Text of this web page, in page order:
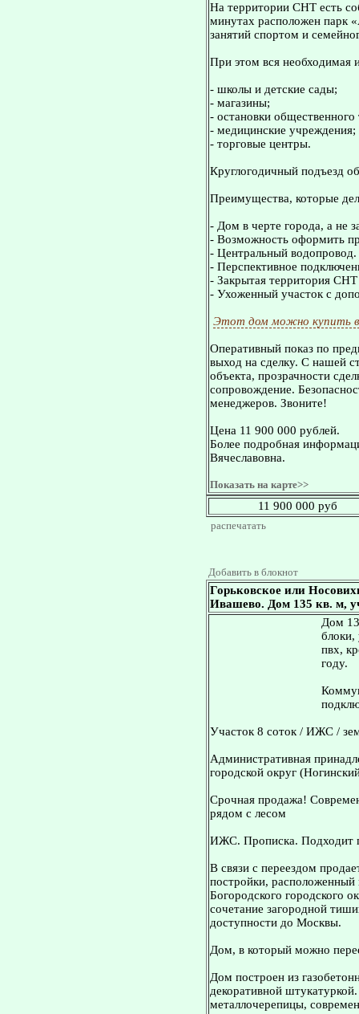
На территории СНТ есть
минутах расположен парк
занятий спортом и
При этом вся необходимая
- школы и детские сады;
- магазины;
- остановки общественного
- медицинские учреждения;
- торговые центры.
Круглогодичный подъезд
Преимущества, которые
- Дом в черте города, а не
- Возможность оформить
- Центральный водопровод.
- Перспективное
- Закрытая территория
- Ухоженный участок с
Этот дом можно купить
Оперативный показ по
выход на сделку. С нашей
объекта, прозрачности
сопровождение.
менеджеров. Звоните!
Цена 11 900 000 рублей.
Более подробная
Вячеславовна.
Показать на карте>>
11 900 000 руб
распечатать
Добавить в блокнот
Горьковское или
Ивашево. Дом 135 кв. м,
Дом
блоки,
пвх,
году.
Участок 8 соток / ИЖС /
Административная
городской округ
Срочная продажа!
рядом с лесом
ИЖС. Прописка. Подходит
В связи с переездом
постройки, расположенный
Богородского городского
сочетание загородной
доступности до Москвы.
Дом, в который можно
Дом построен из
декоративной
металлочерепицы,